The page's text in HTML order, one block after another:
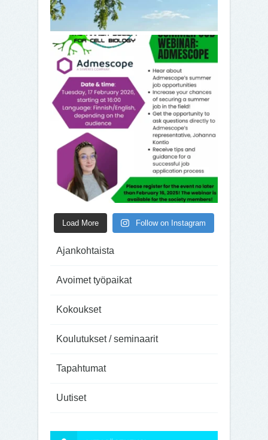
Load More Follow on Instagram
Ajankohtaista
Avoimet työpaikat
Kokoukset
Koulutukset / seminaarit
Tapahtumat
Uutiset